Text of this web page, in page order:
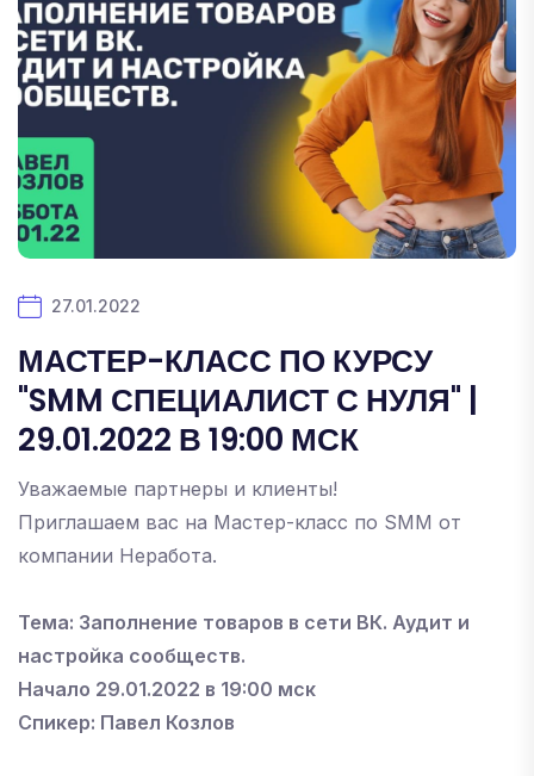
27.01.2022
МАСТЕР-КЛАСС ПО КУРСУ
"SMM СПЕЦИАЛИСТ С НУЛЯ" |
29.01.2022 В 19:00 МСК
Уважаемые партнеры и клиенты!
Приглашаем вас на Мастер-класс по SMM от
компании Неработа.
Тема: Заполнение товаров в сети ВК. Аудит и
настройка сообществ.
Начало 29.01.2022 в 19:00 мск
Спикер: Павел Козлов